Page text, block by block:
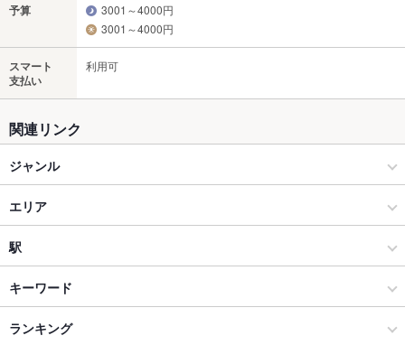
予算
3001～4000円
3001～4000円
スマート
支払い
利用可
関連リンク
ジャンル
居酒屋
和風
仙台市 × 居酒屋
仙台市 × 和風
エリア
仙台駅
仙台駅 × 居酒屋
仙台駅 × 和風
駅
あおば通駅
仙台駅
キーワード
からあげ
ランキング